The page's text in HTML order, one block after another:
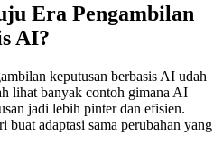
Era Pengambilan
AI?
keputusan berbasis AI udah
lihat banyak contoh gimana AI
jadi lebih pinter dan efisien.
adaptasi sama perubahan yang